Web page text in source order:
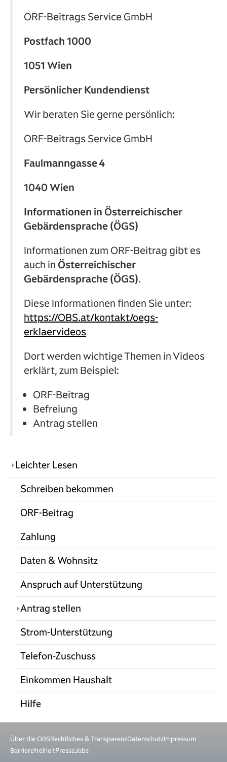
ORF-Beitrags Service GmbH
Postfach 1000
1051 Wien
Persönlicher Kundendienst
Wir beraten Sie gerne persönlich:
ORF‑Beitrags Service GmbH
Faulmanngasse 4
1040 Wien
Informationen in Österreichischer
Gebärdensprache (ÖGS)
Informationen zum ORF‑Beitrag gibt es
auch in Österreichischer
Gebärdensprache (ÖGS).
Diese Informationen finden Sie unter:
https://OBS.at/kontakt/oegs-
erklaervideos
Dort werden wichtige Themen in Videos
erklärt, zum Beispiel:
ORF‑Beitrag
Befreiung
Antrag stellen
Leichter Lesen
Schreiben bekommen
ORF-Beitrag
Zahlung
Daten & Wohnsitz
Anspruch auf Unterstützung
Antrag stellen
Strom-Unterstützung
Telefon-Zuschuss
Einkommen Haushalt
Hilfe
Über die OBSRechtliches & TransparenzDatenschutzImpressum
BarrierefreiheitPresseJobs